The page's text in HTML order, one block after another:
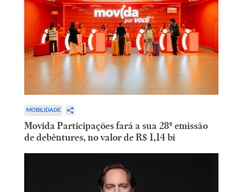
MOBILIDADE
Movida Participações fará a sua 28ª emissão
de debêntures, no valor de R$ 1,14 bi